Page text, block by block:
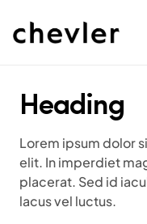
Heading
Lorem ipsum dolor
elit. In imperdiet
placerat. Sed id
lacus vel luctus.